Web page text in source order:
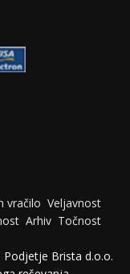
vračilo Veljavnost
Arhiv Točnost
Brista d.o.o.